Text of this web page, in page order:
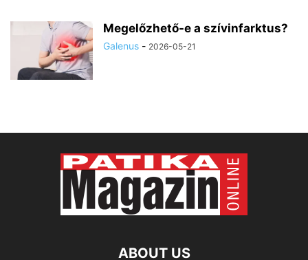
Megelőzhető-e a szívinfarktus?
Galenus - 2026-05-21
ABOUT US